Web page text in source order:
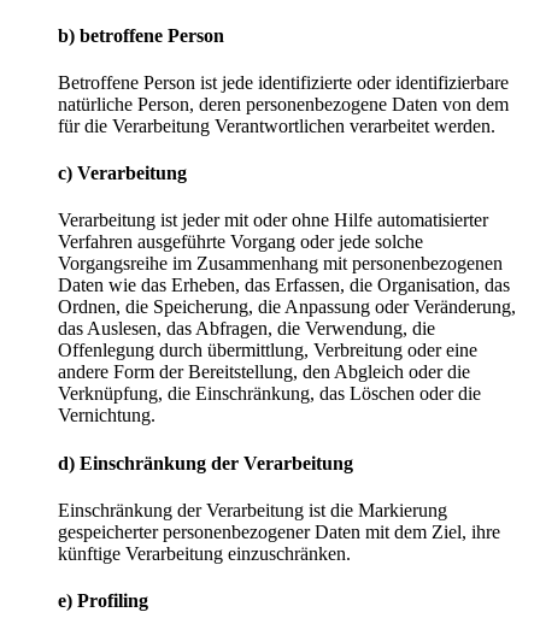
b) betroffene Person
Betroffene Person ist jede identifizierte oder identifizierbare
natürliche Person, deren personenbezogene Daten von dem
für die Verarbeitung Verantwortlichen verarbeitet werden.
c) Verarbeitung
Verarbeitung ist jeder mit oder ohne Hilfe automatisierter
Verfahren ausgeführte Vorgang oder jede solche
Vorgangsreihe im Zusammenhang mit personenbezogenen
Daten wie das Erheben, das Erfassen, die Organisation, das
Ordnen, die Speicherung, die Anpassung oder Veränderung,
das Auslesen, das Abfragen, die Verwendung, die
Offenlegung durch übermittlung, Verbreitung oder eine
andere Form der Bereitstellung, den Abgleich oder die
Verknüpfung, die Einschränkung, das Löschen oder die
Vernichtung.
d) Einschränkung der Verarbeitung
Einschränkung der Verarbeitung ist die Markierung
gespeicherter personenbezogener Daten mit dem Ziel, ihre
künftige Verarbeitung einzuschränken.
e) Profiling